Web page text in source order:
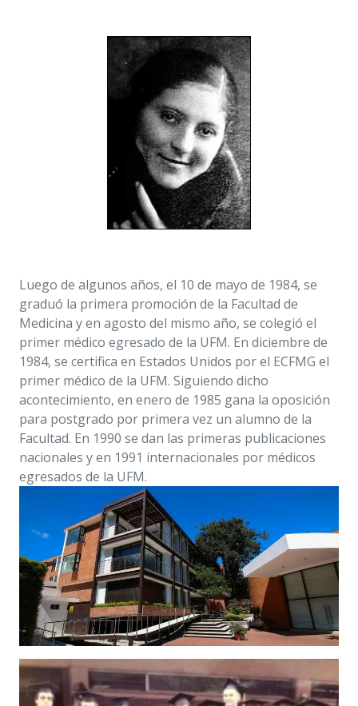
Luego de algunos años, el 10 de mayo de 1984, se
1984, se certifica en Estados Unidos por el ECFMG el
primer médico de la UFM. Siguiendo dicho
acontecimiento, en enero de 1985 gana la oposición
para postgrado por primera vez un alumno de la
Facultad. En 1990 se dan las primeras publicaciones
nacionales y en 1991 internacionales por médicos
egresados de la UFM.